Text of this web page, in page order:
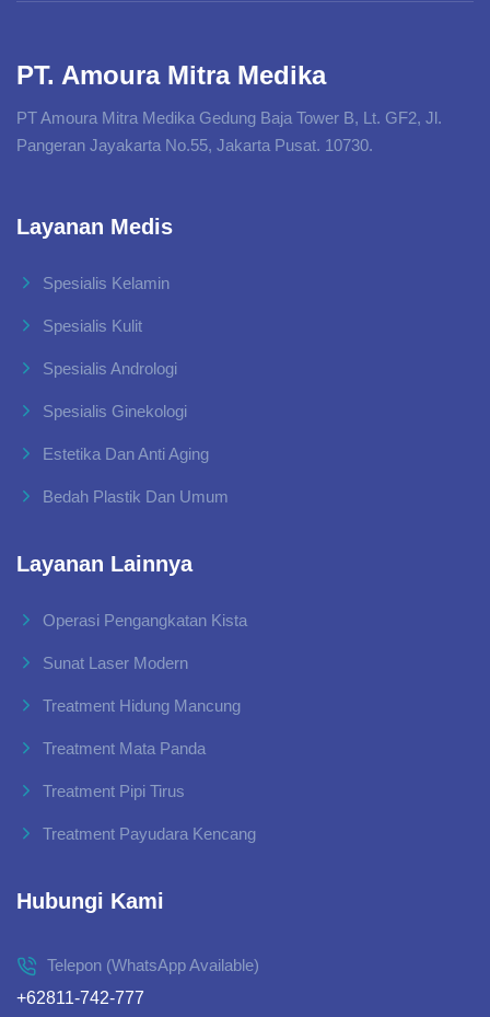
PT. Amoura Mitra Medika
PT Amoura Mitra Medika Gedung Baja Tower B, Lt. GF2, Jl.
Pangeran Jayakarta No.55, Jakarta Pusat. 10730.
Layanan Medis
Spesialis Kelamin
Spesialis Kulit
Spesialis Andrologi
Spesialis Ginekologi
Estetika Dan Anti Aging
Bedah Plastik Dan Umum
Layanan Lainnya
Operasi Pengangkatan Kista
Sunat Laser Modern
Treatment Hidung Mancung
Treatment Mata Panda
Treatment Pipi Tirus
Treatment Payudara Kencang
Hubungi Kami
Telepon (WhatsApp Available)
+62811-742-777